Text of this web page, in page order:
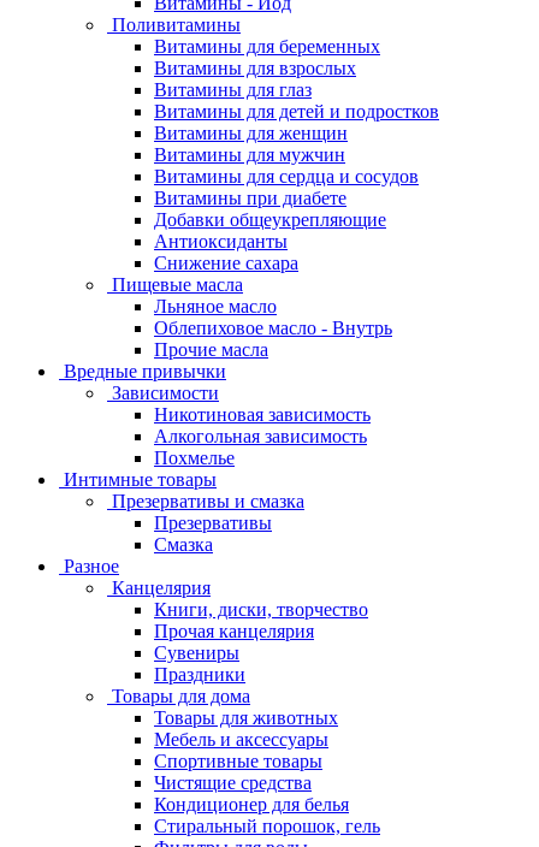
Поливитамины
Витамины для беременных
Витамины для взрослых
Витамины для глаз
Витамины для детей и подростков
Витамины для женщин
Витамины для мужчин
Витамины для сердца и сосудов
Витамины при диабете
Добавки общеукрепляющие
Антиоксиданты
Снижение сахара
Пищевые масла
Льняное масло
Облепиховое масло - Внутрь
Прочие масла
Вредные привычки
Зависимости
Никотиновая зависимость
Алкогольная зависимость
Похмелье
Интимные товары
Презервативы и смазка
Презервативы
Смазка
Разное
Канцелярия
Книги, диски, творчество
Прочая канцелярия
Сувениры
Праздники
Товары для дома
Товары для животных
Мебель и аксессуары
Спортивные товары
Чистящие средства
Кондиционер для белья
Стиральный порошок, гель